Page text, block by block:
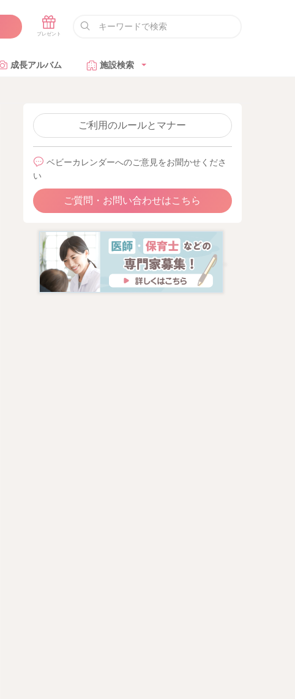
成長アルバム 施設検索
ご利用のルールとマナー
ベビーカレンダーへのご意見をお聞かせくださ
い
ご質問・お問い合わせはこちら